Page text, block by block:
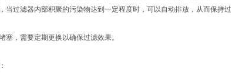
过滤器内部积聚的污染物达到一定程度时，可以自动排放，从而保持过
，需要定期更换以确保过滤效果。